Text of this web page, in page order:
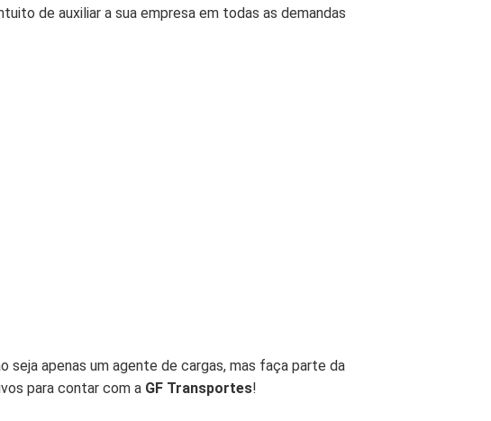
de auxiliar a sua empresa em todas as demandas
seja apenas um agente de cargas, mas faça parte da
para contar com a GF Transportes!